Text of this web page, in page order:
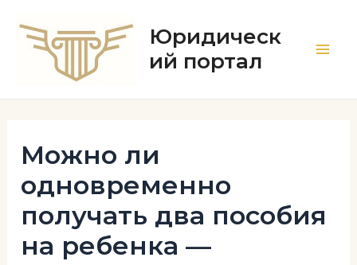
содержимому
Юридическ
ий портал
Можно ли
одновременно
получать два пособия
на ребенка —